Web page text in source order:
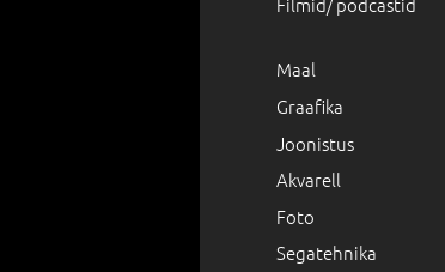
Maal
Graafika
Joonistus
Akvarell
Foto
Segatehnika